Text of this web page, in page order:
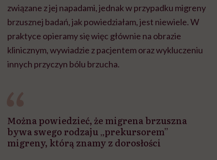
związane z jej napadami, jednak w przypadku migreny
brzusznej badań, jak powiedziałam, jest niewiele. W
praktyce opieramy się więc głównie na obrazie
klinicznym, wywiadzie z pacjentem oraz wykluczeniu
innych przyczyn bólu brzucha.
Można powiedzieć, że migrena brzuszna
bywa swego rodzaju „prekursorem”
migreny, którą znamy z dorosłości